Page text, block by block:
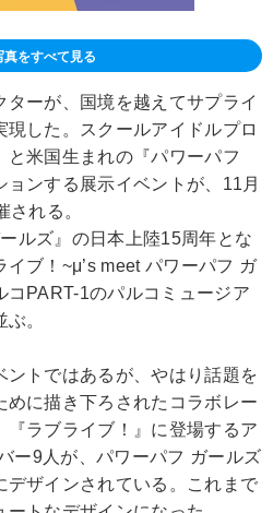
真をすべて見る
ターが、国境を越えてサプライ
現した。スクールアイドルプロ
と米国生まれの『パワーパフ
ンする展示イベントが、11月
れる。
ルズ』の日本上陸15周年とな
ブ！~μ’s meet パワーパフ ガ
コPART-1のパルコミュージア
。
ントではあるが、やはり話題を
に描き下ろされたコラボレー
『ラブライブ！』に登場するア
ー9人が、パワーパフ ガールズ
デザインされている。これまで